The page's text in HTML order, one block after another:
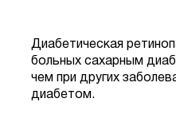
Диабетическая
больных сахарным
чем при других
диабетом.